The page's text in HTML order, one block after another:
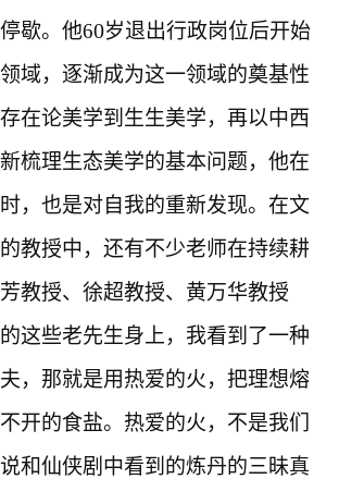
歇。他60岁退出行政岗位后开始
域，逐渐成为这一领域的奠基性
在论美学到生生美学，再以中西
梳理生态美学的基本问题，他在
，也是对自我的重新发现。在文
教授中，还有不少老师在持续耕
教授、徐超教授、黄万华教授
这些老先生身上，我看到了一种
，那就是用热爱的火，把理想熔
开的食盐。热爱的火，不是我们
和仙侠剧中看到的炼丹的三昧真